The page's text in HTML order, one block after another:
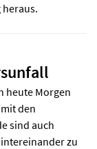
heraus.
heute Morgen
den
sind auch
zu